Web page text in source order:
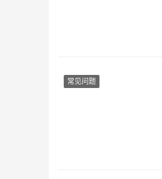
常见问题